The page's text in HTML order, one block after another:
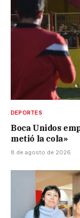
DEPORTES
Boca Unidos
metió la cola»
8 de agosto de 2026